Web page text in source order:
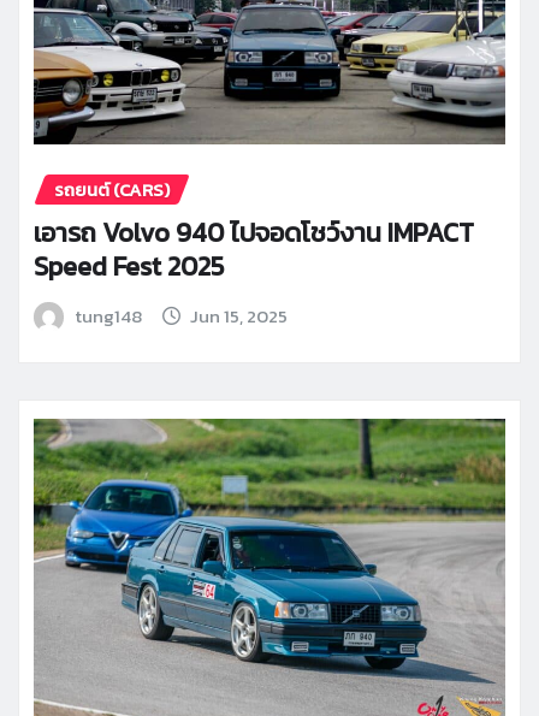
รถยนต์ (CARS)
เอารถ Volvo 940 ไปจอดโชว์งาน IMPACT
Speed Fest 2025
tung148 Jun 15, 2025